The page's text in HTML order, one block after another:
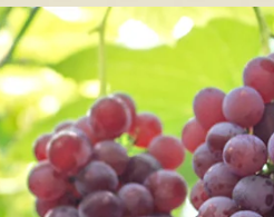
だったことから、
を、もっと多くの
職し、就農を決め
培だけでなく、自
ライフルーツをはじ